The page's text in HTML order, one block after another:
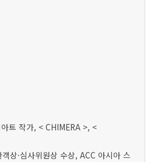
트 작가, < CHIMERA >, <
상·심사위원상 수상, ACC 아시아 스